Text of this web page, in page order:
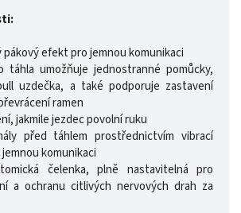
pákový efekt pro jemnou komunikaci
táhla umožňuje jednostranné pomůcky,
uzdečka, a také podporuje zastavení
ramen
jakmile jezdec povolní ruku
před táhlem prostřednictvím vibrací
komunikaci
čelenka, plně nastavitelná pro
a ochranu citlivých nervových drah za